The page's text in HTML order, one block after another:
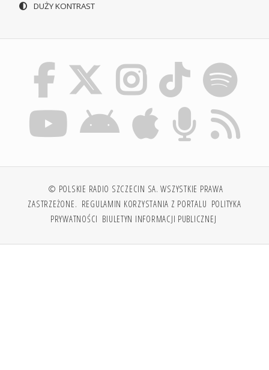
DUŻY KONTRAST
© POLSKIE RADIO SZCZECIN SA. WSZYSTKIE PRAWA
ZASTRZEŻONE. REGULAMIN KORZYSTANIA Z PORTALU POLITYKA
PRYWATNOŚCI BIULETYN INFORMACJI PUBLICZNEJ